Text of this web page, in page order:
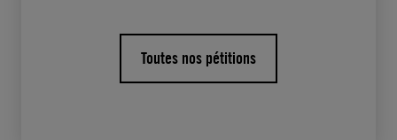
Toutes nos pétitions